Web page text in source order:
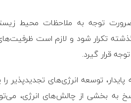
توجه به ملاحظات محیط زیستی
گذشته تکرار شود و لازم است
قرار گیرد.
توسعه انرژی‌های تجدیدپذیر
به بخشی از چالش‌های انرژی،